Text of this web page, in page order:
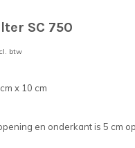
SC 750
btw
x 10 cm
en onderkant is 5 cm